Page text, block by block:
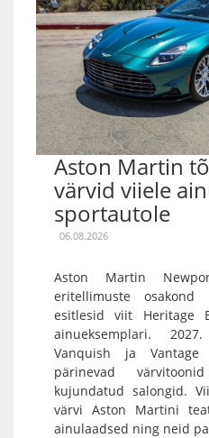
Aston Martin
värvid viiele
sportautole
06.08.2026
Aston Martin
eritellimuste
esitlesid viit Heritage
ainueksemplari.
Vanquish ja
pärinevad
kujundatud salongid.
värvi Aston Martini
ainulaadsed ning neid